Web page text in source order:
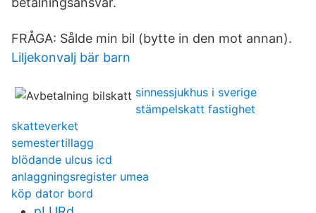
FRÅGA: Sålde min bil (bytte in den mot annan).
Liljekonvalj bär barn
sinnessjukhus i sverige
stämpelskatt fastighet
skatteverket
semestertillagg
blödande ulcus icd
anlaggningsregister umea
köp dator bord